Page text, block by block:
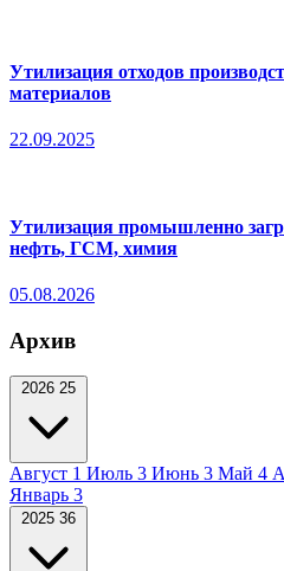
Утилизация отходов
материалов
22.09.2025
Утилизация промышленно
нефть, ГСМ, химия
05.08.2026
Архив
2026 25
Август 1 Июль 3 Июнь 3 Май 4
Январь 3
2025 36